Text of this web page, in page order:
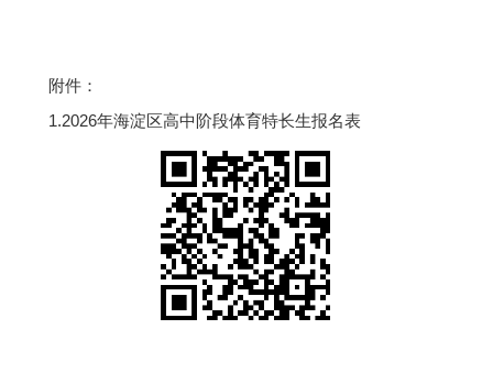
附件：
1.2026年海淀区高中阶段体育特长生报名表